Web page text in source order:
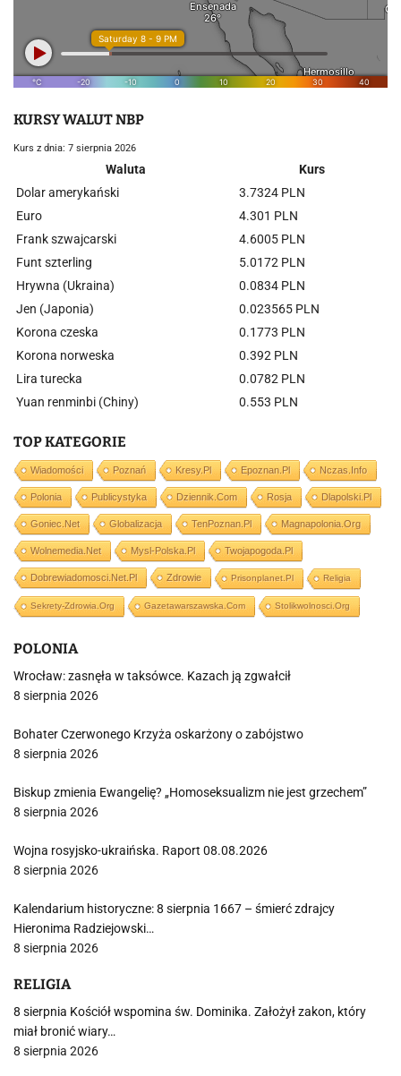
KURSY WALUT NBP
Kurs z dnia: 7 sierpnia 2026
Waluta
Kurs
Dolar amerykański
3.7324 PLN
Euro
4.301 PLN
Frank szwajcarski
4.6005 PLN
Funt szterling
5.0172 PLN
Hrywna (Ukraina)
0.0834 PLN
Jen (Japonia)
0.023565 PLN
Korona czeska
0.1773 PLN
Korona norweska
0.392 PLN
Lira turecka
0.0782 PLN
Yuan renminbi (Chiny)
0.553 PLN
TOP KATEGORIE
Wiadomości Poznań Kresy.pl Epoznan.pl Nczas.info
Polonia Publicystyka Dziennik.com Rosja Dlapolski.pl
Goniec.net Globalizacja TenPoznan.pl Magnapolonia.org
Wolnemedia.net Mysl-Polska.pl Twojapogoda.pl
Dobrewiadomosci.net.pl Zdrowie Prisonplanet.pl Religia
Sekrety-Zdrowia.org Gazetawarszawska.com Stolikwolnosci.org
POLONIA
Wrocław: zasnęła w taksówce. Kazach ją zgwałcił
8 sierpnia 2026
Bohater Czerwonego Krzyża oskarżony o zabójstwo
8 sierpnia 2026
Biskup zmienia Ewangelię? „Homoseksualizm nie jest grzechem”
8 sierpnia 2026
Wojna rosyjsko-ukraińska. Raport 08.08.2026
8 sierpnia 2026
Kalendarium historyczne: 8 sierpnia 1667 – śmierć zdrajcy
Hieronima Radziejowski…
8 sierpnia 2026
RELIGIA
8 sierpnia Kościół wspomina św. Dominika. Założył zakon, który
miał bronić wiary…
8 sierpnia 2026